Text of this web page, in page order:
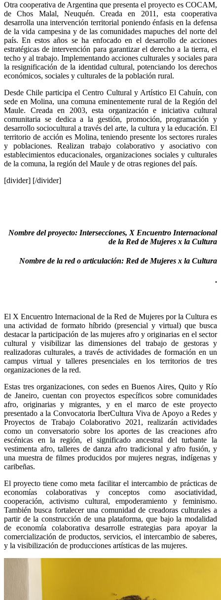
Otra cooperativa de Argentina que presenta el proyecto es COCAM,
de
Chos Malal, Neuquén. Creada en
2011, esta cooperativa
desarrolla una intervención territorial poniendo énfasis en la defensa
de la vida campesina y de las comunidades mapuches del norte del
país. En estos años se ha enfocado en el desarrollo de acciones
estratégicas de intervención para garantizar el derecho a la tierra, el
techo y al trabajo. Implementando acciones culturales y sociales para
la resignificación de la identidad cultural, potenciando los derechos
económicos, sociales y culturales de la población rural.
Desde Chile participa el Centro Cultural y Artístico El Cahuín, con
sede en Molina, una comuna eminentemente rural de la Región del
Maule. Creada en 2003, esta organización e iniciativa cultural
comunitaria se dedica a la gestión, promoción, programación y
desarrollo sociocultural a través del arte, la cultura y la educación. El
territorio de acción es Molina, teniendo presente los sectores rurales
y poblaciones. Realizan trabajo colaborativo y asociativo con
establecimientos educacionales, organizaciones sociales y culturales
de la comuna, la región del Maule y de otras regiones del país.
[divider] [/divider]
Nombre del proyecto: Intersecciones, X Encuentro Internacional
de la Red de Mujeres x la Cultura
Nombre de la red o articulación: Red de Mujeres x la Cultura
.
El X Encuentro Internacional de la Red de Mujeres por la Cultura es
una actividad de formato híbrido (presencial y virtual) que busca
destacar la participación de las mujeres afro y originarias en el sector
cultural y visibilizar las dimensiones del trabajo de gestoras y
realizadoras culturales, a través de actividades de formación en un
campus virtual y talleres presenciales en los territorios de tres
organizaciones de la red.
Estas tres organizaciones, con sedes en Buenos Aires, Quito y Río
de Janeiro, cuentan con proyectos específicos sobre comunidades
afro, originarias y migrantes, y en el marco de este proyecto
presentado a la Convocatoria IberCultura Viva de Apoyo a Redes y
Proyectos de Trabajo Colaborativo 2021, realizarán actividades
como un conversatorio sobre los aportes de las creaciones afro
escénicas en la región, el significado ancestral del turbante la
vestimenta afro, talleres de danza afro tradicional y afro fusión, y
una muestra de filmes producidos por mujeres negras, indígenas y
caribeñas.
El proyecto tiene como meta facilitar el intercambio de prácticas de
economías colaborativas y conceptos como asociatividad,
cooperación, activismo cultural, empoderamiento y feminismo.
También busca fortalecer una comunidad de creadoras culturales a
partir de la construcción de una plataforma, que bajo la modalidad
de economía colaborativa desarrolle estrategias para apoyar la
comercialización de productos, servicios, el intercambio de saberes,
y la visibilización de producciones artísticas de las mujeres.